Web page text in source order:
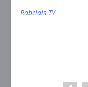
Rabelais TV